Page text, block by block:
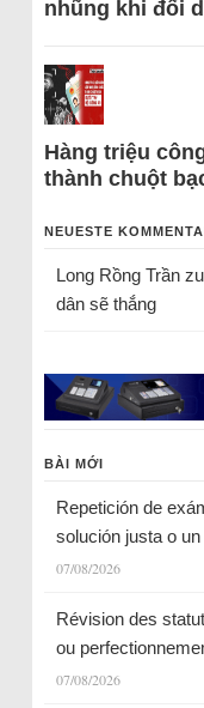
nhũng khi đối
Hàng triệu
thành chuột
NEUESTE
Long Rồng Trầnzu
dân sẽ thắng
BÀI MỚI
Repetición de
solución justa o
07/08/2026
Révision des
ou
07/08/2026